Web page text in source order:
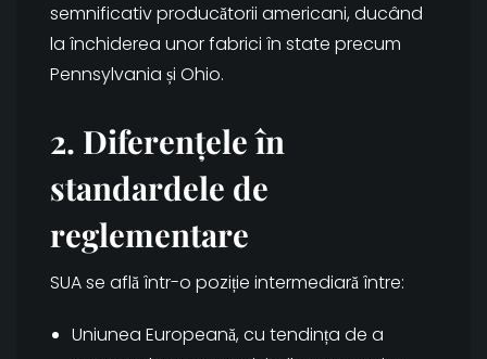
semnificativ producătorii americani, ducând
la închiderea unor fabrici în state precum
Pennsylvania și Ohio.
2. Diferențele în
standardele de
reglementare
SUA se află într-o poziție intermediară între:
Uniunea Europeană, cu tendința de a